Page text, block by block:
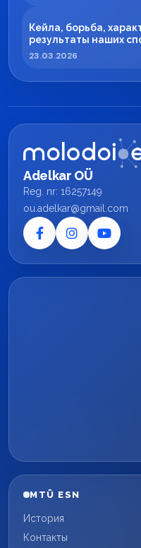
Кейла, борьба,
результаты наших
23.03.2026
Adelkar OÜ
Reg. nr: 16257149
ou.adelkar@gmail.com
MTÜ ESN
История
Контакты